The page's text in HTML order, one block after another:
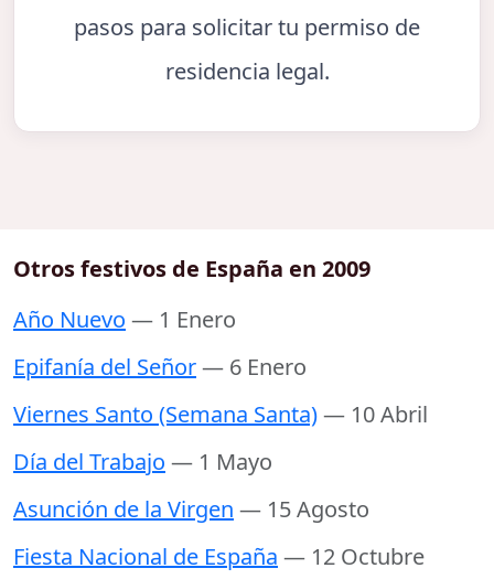
pasos para solicitar tu permiso de
residencia legal.
Otros festivos de España en 2009
Año Nuevo — 1 Enero
Epifanía del Señor— 6 Enero
Viernes Santo (Semana Santa)— 10 Abril
Día del Trabajo — 1 Mayo
Asunción de la Virgen — 15 Agosto
Fiesta Nacional de España — 12 Octubre